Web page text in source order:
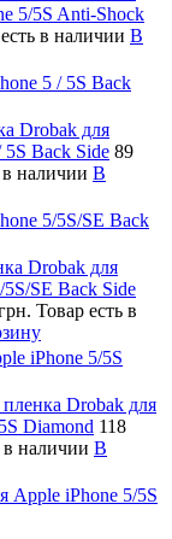
5/5S Anti-Shock
в наличии В
5 / 5S Back
Drobak для
5S Back Side 89
в наличии В
5/5S/SE Back
Drobak для
SE Back Side
Товар есть в
iPhone 5/5S
Drobak для
Diamond 118
в наличии В
Apple iPhone 5/5S